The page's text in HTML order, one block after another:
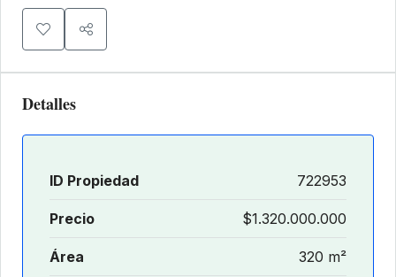
Detalles
ID Propiedad 722953
Precio $1.320.000.000
Área 320 m²